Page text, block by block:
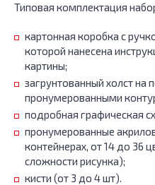
Типовая комплектация
картонная коробка с
которой нанесена
картины;
загрунтованный холст на
пронумерованными
подробная графическая
пронумерованные
контейнерах, от 14 до 36
сложности рисунка);
кисти (от 3 до 4 шт).